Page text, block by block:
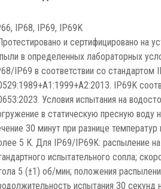
IP68, IP69, IP69K
и сертифицировано на
в определенных лабораторных
IP69 в соответствии со стандартом
IP69K
Условия испытания на
в статическую пресную воду
30 минут при разнице
5 К. Для IP69/IP69K: распыление
испытательного сопла;
5 (±1) об/мин; положения
испытания 30